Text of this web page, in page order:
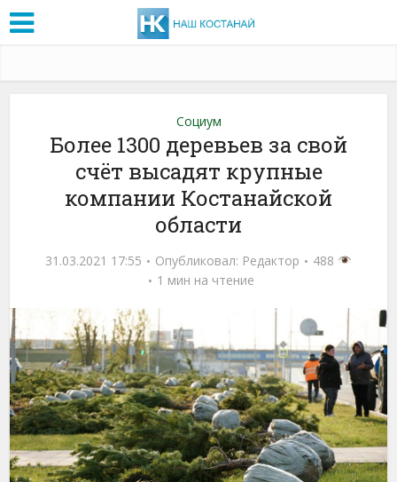
Социум
Более 1300 деревьев за свой
счёт высадят крупные
компании Костанайской
области
31.03.2021 17:55 Опубликовал: Редактор
488
1 мин на чтение